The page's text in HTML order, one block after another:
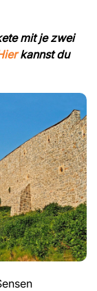
mit je zwei
kannst du